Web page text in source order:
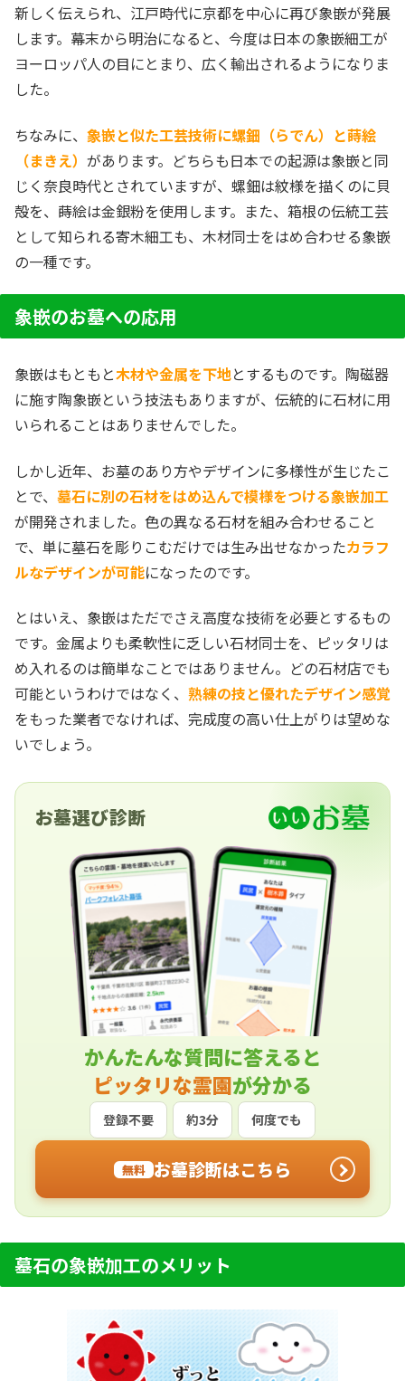
新しく伝えられ、江戸時代に京都を中心に再び象嵌が発展
します。幕末から明治になると、今度は日本の象嵌細工が
ヨーロッパ人の目にとまり、広く輸出されるようになりま
した。
ちなみに、 象嵌と似た工芸技術に螺鈿（らでん）と蒔絵
（まきえ） があります。どちらも日本での起源は象嵌と同
じく奈良時代とされていますが、螺鈿は紋様を描くのに貝
殻を、蒔絵は金銀粉を使用します。また、箱根の伝統工芸
として知られる寄木細工も、木材同士をはめ合わせる象嵌
の一種です。
象嵌のお墓への応用
象嵌はもともと木材や金属を下地とするものです。陶磁器
に施す陶象嵌という技法もありますが、伝統的に石材に用
いられることはありませんでした。
しかし近年、お墓のあり方やデザインに多様性が生じたこ
とで、 墓石に別の石材をはめ込んで模様をつける象嵌加工
が開発されました。色の異なる石材を組み合わせること
で、単に墓石を彫りこむだけでは生み出せなかったカラフ
ルなデザインが可能になったのです。
とはいえ、象嵌はただでさえ高度な技術を必要とするもの
です。金属よりも柔軟性に乏しい石材同士を、ピッタリは
め入れるのは簡単なことではありません。どの石材店でも
可能というわけではなく、 熟練の技と優れたデザイン感覚
をもった業者でなければ、完成度の高い仕上がりは望めな
いでしょう。
お墓選び診断
かんたんな質問に答えると
ピッタリな霊園が分かる
登録不要 約3分 何度でも
無料 お墓診断はこちら
墓石の象嵌加工のメリット